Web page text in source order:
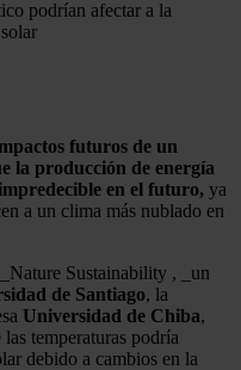
podrían afectar a la
futuros de un
la producción de energía
en el futuro, ya
a un clima más nublado en
Sustainability , _un
de Santiago, la
Universidad de Chiba,
temperaturas podría
debido a cambios en la